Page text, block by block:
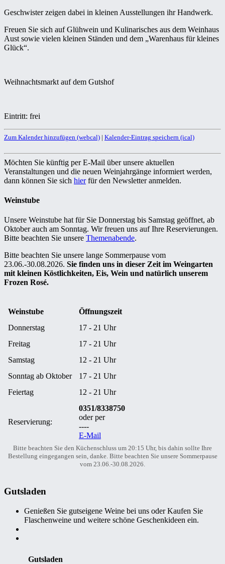
Geschwister zeigen dabei in kleinen Ausstellungen ihr Handwerk.
Freuen Sie sich auf Glühwein und Kulinarisches aus dem Weinhaus
Aust sowie vielen kleinen Ständen und dem „Warenhaus für kleines
Glück“.
Weihnachtsmarkt auf dem Gutshof
Eintritt: frei
Zum Kalender hinzufügen (webcal) | Kalender-Eintrag speichern (ical)
Möchten Sie künftig per E-Mail über unsere aktuellen
Veranstaltungen und die neuen Weinjahrgänge informiert werden,
dann können Sie sich hierfür den Newsletter anmelden.
Weinstube
Unsere Weinstube hat für Sie Donnerstag bis Samstag geöffnet, ab
Oktober auch am Sonntag. Wir freuen uns auf Ihre Reservierungen.
Bitte beachten Sie unsere Themenabende.
Bitte beachten Sie unsere lange Sommerpause vom
23.06.-30.08.2026. Sie finden uns in dieser Zeit im Weingarten
mit kleinen Köstlichkeiten, Eis, Wein und natürlich unserem
Frozen Rosé.
Weinstube
Öffnungszeit
Donnerstag
17 - 21 Uhr
Freitag
17 - 21 Uhr
Samstag
12 - 21 Uhr
Sonntag ab Oktober
17 - 21 Uhr
Feiertag
12 - 21 Uhr
Reservierung:
0351/8338750
oder per
----
E-Mail
Bitte beachten Sie den Küchenschluss um 20:15 Uhr, bis dahin sollte Ihre
Bestellung eingegangen sein, danke. Bitte beachten Sie unsere Sommerpause
vom 23.06.-30.08.2026.
Gutsladen
Genießen Sie gutseigene Weine bei uns oder Kaufen Sie
Flaschenweine und weitere schöne Geschenkideen ein.
Gutsladen